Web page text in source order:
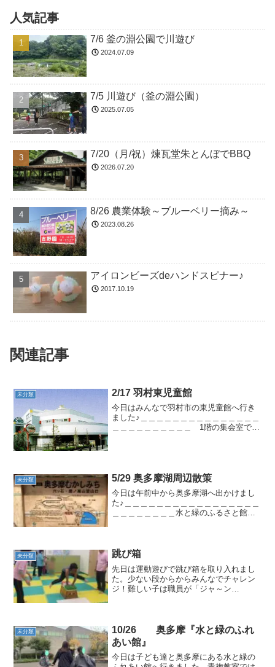
人気記事
7/6 釜の淵公園で川遊び
2024.07.09
7/5 川遊び（釜の淵公園）
2025.07.05
7/20（月/祝）煉瓦堂朱とんぼでBBQ
2026.07.20
8/26 農業体験～ブルーベリー摘み～
2023.08.26
アイロンビーズdeハンドスピナー♪
2017.10.19
関連記事
未分類 2/17 羽村東児童館
今日はみんなで羽村市の東児童館へ行き
ました♪＿＿＿＿＿＿＿＿＿＿＿＿＿＿＿
＿＿＿＿＿＿＿＿＿＿ 1階の集会室では
未分類 5/29 奥多摩湖周辺散策
今日は午前中から奥多摩湖へ出かけまし
た♪＿＿＿＿＿＿＿＿＿＿＿＿＿＿＿＿＿
＿＿＿＿＿＿＿＿水と緑のふるさと館を
＿＿＿＿＿＿＿＿＿＿＿＿＿...
未分類 跳び箱
先日は運動遊びで跳び箱を取り入れまし
た。少ない段からからみんなでチャレン
ジ！難しい子は職員が「ジャ～ン
チャレンジしたい！」とみんな次...
未分類
10/26 奥多摩『水と緑のふれ
あい館』
今日は子ども達と奥多摩にある水と緑の